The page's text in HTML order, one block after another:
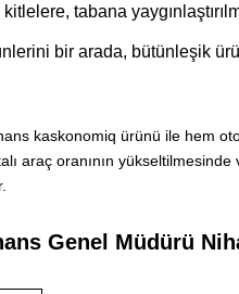
tabana
bir arada, bütünleşik
kaskonomiq ürünü ile hem
araç oranının
Genel Müdürü